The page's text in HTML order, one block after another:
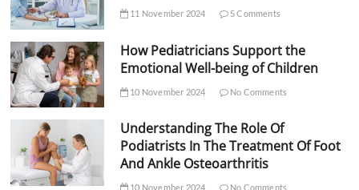
11 November 2024 5 Comments
How Pediatricians Support the
Emotional Well-being of Children
10 November 2024 No Comments
Understanding The Role Of
Podiatrists In The Treatment Of Foot
And Ankle Osteoarthritis
10 November 2024 No Comments